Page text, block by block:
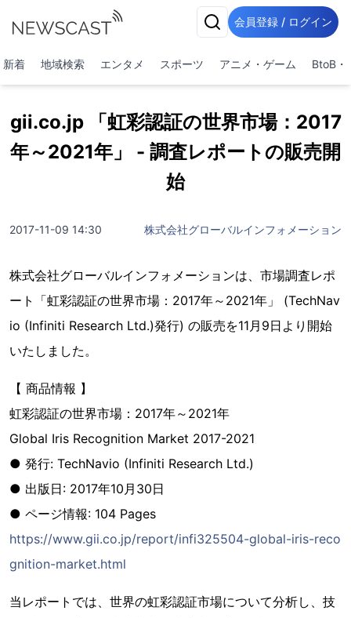
会員登録 / ログイン
新着 地域検索 エンタメ スポーツ アニメ・ゲーム BtoB・
gii.co.jp 「虹彩認証の世界市場：2017
年～2021年」 - 調査レポートの販売開
始
2017-11-09 14:30 株式会社グローバルインフォメーション
株式会社グローバルインフォメーションは、市場調査レポ
ート「虹彩認証の世界市場：2017年～2021年」 (TechNav
io (Infiniti Research Ltd.)発行) の販売を11月9日より開始
いたしました。
【 商品情報 】
虹彩認証の世界市場：2017年～2021年
Global Iris Recognition Market 2017-2021
● 発行: TechNavio (Infiniti Research Ltd.)
● 出版日: 2017年10月30日
● ページ情報: 104 Pages
https://www.gii.co.jp/report/infi325504-global-iris-reco
gnition-market.html
当レポートでは、世界の虹彩認証市場について分析し、技